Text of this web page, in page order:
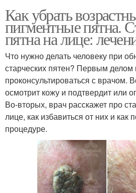
Как убрать
пигментные пятна.
пятна на лице:
Что нужно делать человеку при
старческих пятен? Первым
проконсультироваться с врачом.
осмотрит кожу и подтвердит или
Во-вторых, врач расскажет про
лице, как избавиться от них и как
процедуре.